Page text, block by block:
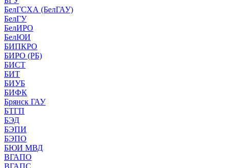
БелГСХА (БелГАУ)
БелГУ
БелИРО
БелЮИ
БИПКРО
БИРО (РБ)
БИСТ
БИТ
БИУБ
БИФК
Брянск ГАУ
БТГП
БЭД
БЭПИ
БЭПО
БЮИ МВД
ВГАПО
ВГАПС